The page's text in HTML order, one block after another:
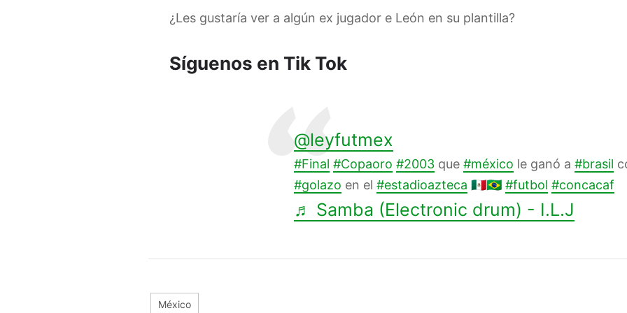
¿Les gustaría ver a algún ex jugador e León en su plantilla?
Síguenos en Tik Tok
@leyfutmex
#Final #Copaoro #2003que #méxico le ganó a #brasil
#golazo en el #estadioazteca 🇲🇽🇧🇷 #futbol #concacaf
♬ Samba (Electronic drum) - I.L.J
México